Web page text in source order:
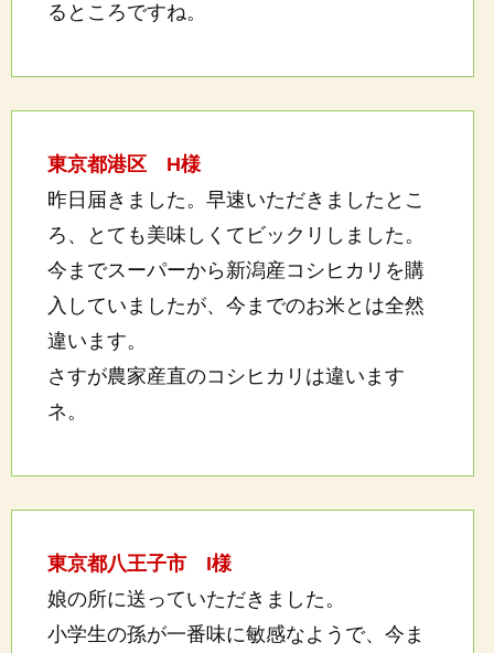
るところですね。
東京都港区 H様
昨日届きました。早速いただきましたとこ
ろ、とても美味しくてビックリしました。
今までスーパーから新潟産コシヒカリを購
入していましたが、今までのお米とは全然
違います。
さすが農家産直のコシヒカリは違います
ネ。
東京都八王子市 I様
娘の所に送っていただきました。
小学生の孫が一番味に敏感なようで、今ま